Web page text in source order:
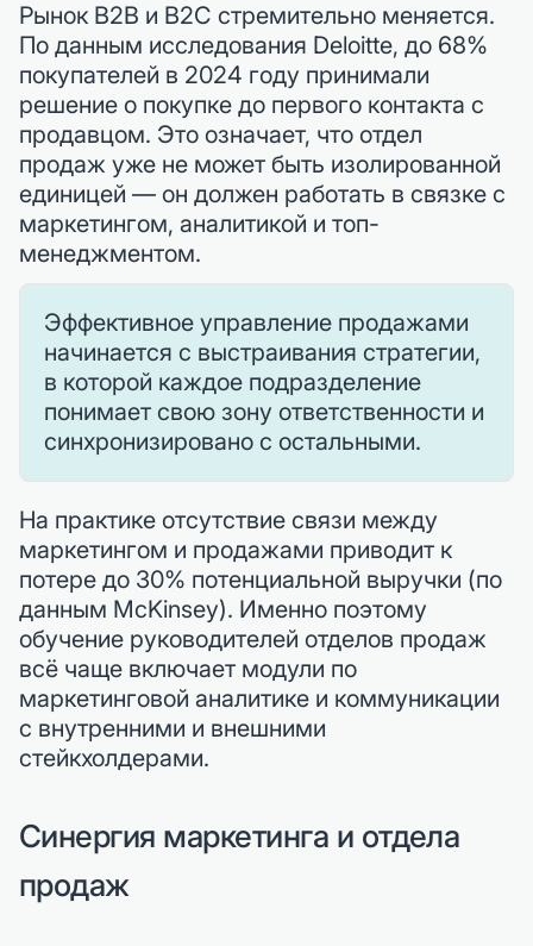
Рынок B2B и B2C стремительно меняется.
По данным исследования Deloitte, до 68%
покупателей в 2024 году принимали
решение о покупке до первого контакта с
продавцом. Это означает, что отдел
продаж уже не может быть изолированной
единицей — он должен работать в связке с
маркетингом, аналитикой и топ-
менеджментом.
Эффективное управление продажами
начинается с выстраивания стратегии,
в которой каждое подразделение
понимает свою зону ответственности и
синхронизировано с остальными.
На практике отсутствие связи между
маркетингом и продажами приводит к
потере до 30% потенциальной выручки (по
данным McKinsey). Именно поэтому
обучение руководителей отделов продаж
всё чаще включает модули по
маркетинговой аналитике и коммуникации
с внутренними и внешними
стейкхолдерами.
Синергия маркетинга и отдела
продаж